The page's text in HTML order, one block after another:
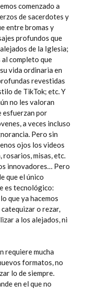
comenzado a
de sacerdotes y
entre bromas y
profundos que
de la Iglesia;
completo que
vida ordinaria en
revestidas
de TikTok; etc. Y
no les valoran
esfuerzan por
a veces incluso
Pero sin
ojos los videos
rosarios, misas, etc.
innovadores… Pero
que el único
es tecnológico:
que ya hacemos
o rezar,
a los alejados, ni
requiere mucha
formatos, no
lo de siempre.
en el que no